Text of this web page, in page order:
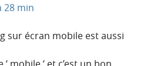
28 min
sur écran mobile est aussi